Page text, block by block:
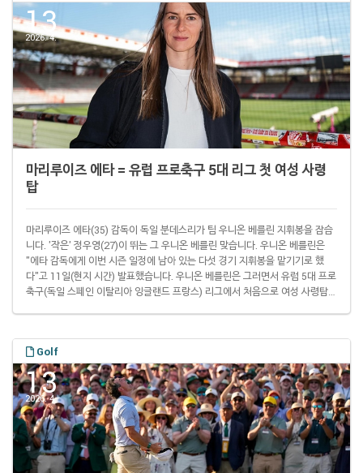
13
2026. 4.
마리루이즈 에타 = 유럽 프로축구 5대 리그 첫 여성 사령
탑
마리루이즈 에타(35) 감독이 독일 분데스리가 팀 우니온 베를린 지휘봉을 잡습
니다. '작은' 정우영(27)이 뛰는 그 우니온 베를린 맞습니다. 우니온 베를린은
"에타 감독에게 이번 시즌 일정에 남아 있는 다섯 경기 지휘봉을 맡기기로 했
다"고 11일(현지 시간) 발표했습니다. 우니온 베를린은 그러면서 유럽 5대 프로
축구(독일 스페인 이탈리아 잉글랜드 프랑스) 리그에서 처음으로 여성 사령탑에
니온 베를린 여자 팀 사령탑을 맡을 예정입니다. 다만 이번에 처음으로 1군에 올
라온 건 아닙니다. 에타 감독은 2023년 1군 수석코치를 맡으면서 이 부문 분데
스리가..
Golf
13
2026. 4.